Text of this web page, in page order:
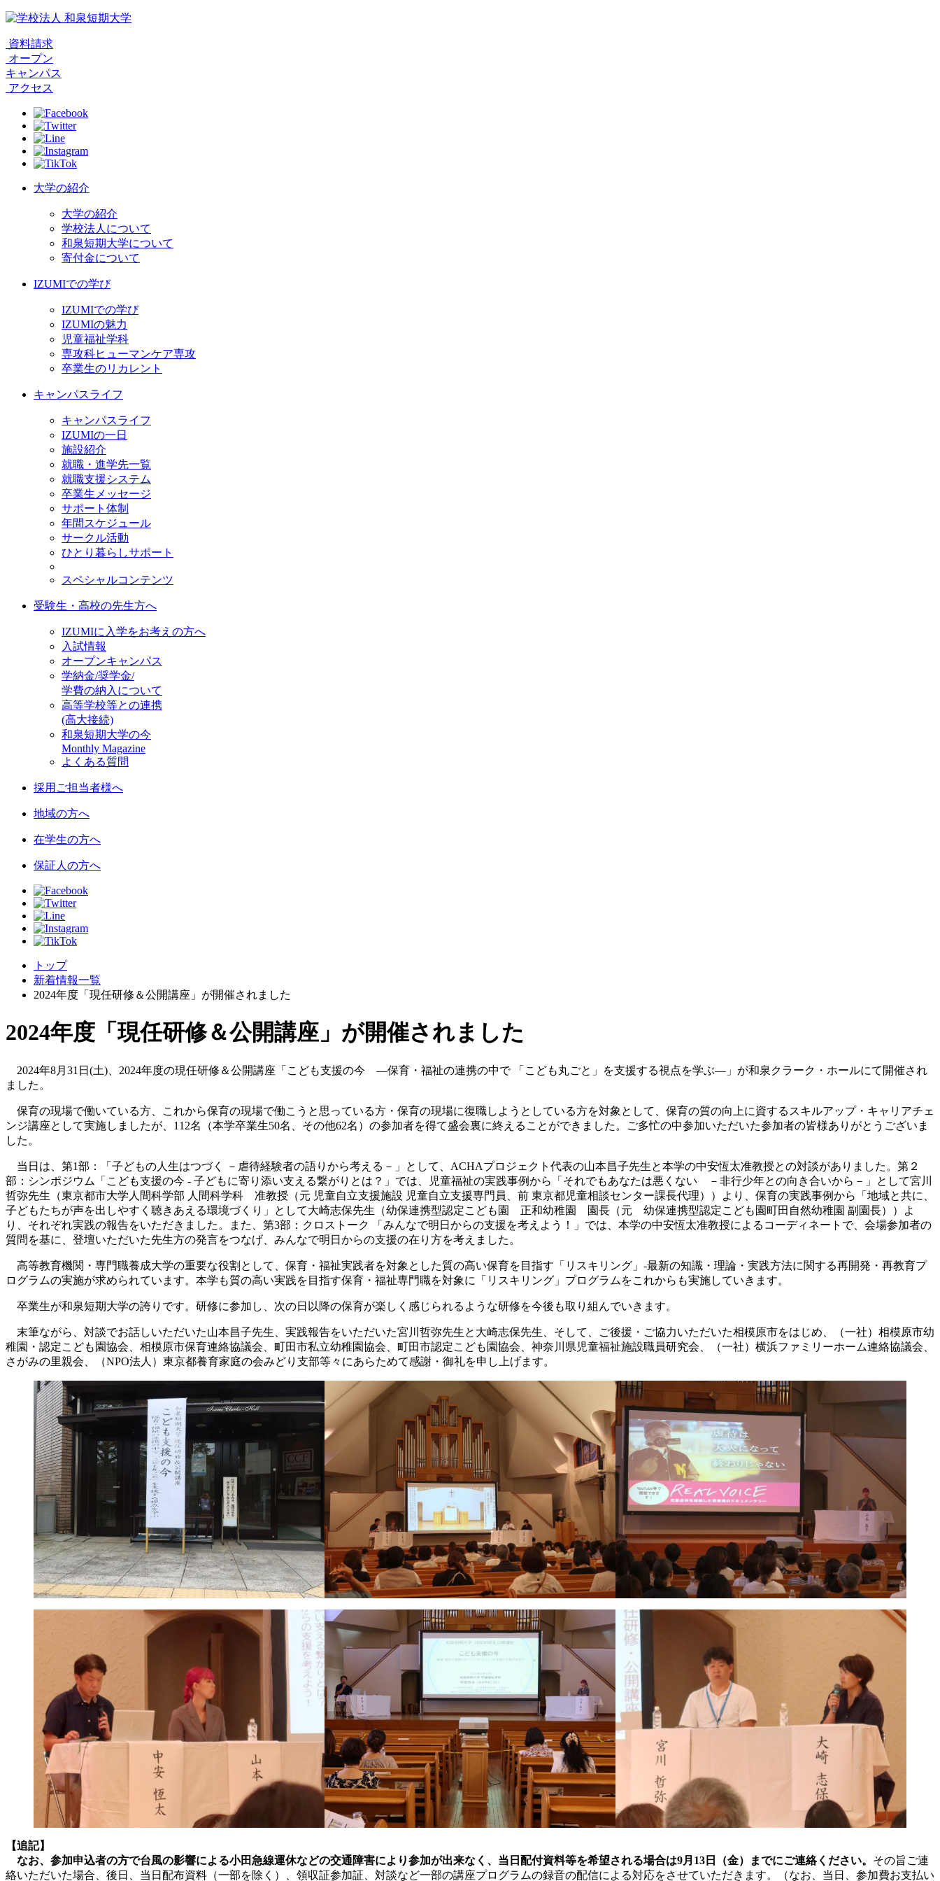
資料請求
オープン
キャンパス
アクセス
大学の紹介
大学の紹介
学校法人について
和泉短期大学について
寄付金について
IZUMIでの学び
IZUMIでの学び
IZUMIの魅力
児童福祉学科
専攻科ヒューマンケア専攻
卒業生のリカレント
キャンパスライフ
キャンパスライフ
IZUMIの一日
施設紹介
就職・進学先一覧
就職支援システム
卒業生メッセージ
サポート体制
年間スケジュール
サークル活動
ひとり暮らしサポート
スペシャルコンテンツ
受験生・高校の先生方へ
IZUMIに入学をお考えの方へ
入試情報
オープンキャンパス
学納金/奨学金/
学費の納入について
高等学校等との連携
(高大接続)
和泉短期大学の今
Monthly Magazine
よくある質問
採用ご担当者様へ
地域の方へ
在学生の方へ
保証人の方へ
トップ
新着情報一覧
2024年度「現任研修＆公開講座」が開催されました
2024年度「現任研修＆公開講座」が開催されました
2024年8月31日(土)、2024年度の現任研修＆公開講座「こども支援の今 ―保育・福祉の連携の中で 「こども丸ごと」を支援する視点を学ぶ―」が和泉クラーク・ホールにて開催され
ました。
保育の現場で働いている方、これから保育の現場で働こうと思っている方・保育の現場に復職しようとしている方を対象として、保育の質の向上に資するスキルアップ・キャリアチェ
ンジ講座として実施しましたが、112名（本学卒業生50名、その他62名）の参加者を得て盛会裏に終えることができました。ご多忙の中参加いただいた参加者の皆様ありがとうございま
した。
当日は、第1部：「子どもの人生はつづく －虐待経験者の語りから考える－」として、ACHAプロジェクト代表の山本昌子先生と本学の中安恆太准教授との対談がありました。第２
部：シンポジウム「こども支援の今 ‐ 子どもに寄り添い支える繋がりとは？」では、児童福祉の実践事例から「それでもあなたは悪くない －非行少年との向き合いから－」として宮川
哲弥先生（東京都市大学人間科学部 人間科学科 准教授（元 児童自立支援施設 児童自立支援専門員、前 東京都児童相談センター課長代理））より、保育の実践事例から「地域と共に、
子どもたちが声を出しやすく聴きあえる環境づくり」として大崎志保先生（幼保連携型認定こども園 正和幼稚園 園長（元 幼保連携型認定こども園町田自然幼稚園 副園長））よ
り、それぞれ実践の報告をいただきました。また、第3部：クロストーク 「みんなで明日からの支援を考えよう！」では、本学の中安恆太准教授によるコーディネートで、会場参加者の
質問を基に、登壇いただいた先生方の発言をつなげ、みんなで明日からの支援の在り方を考えました。
高等教育機関・専門職養成大学の重要な役割として、保育・福祉実践者を対象とした質の高い保育を目指す「リスキリング」-最新の知識・理論・実践方法に関する再開発・再教育プ
ログラムの実施が求められています。本学も質の高い実践を目指す保育・福祉専門職を対象に「リスキリング」プログラムをこれからも実施していきます。
卒業生が和泉短期大学の誇りです。研修に参加し、次の日以降の保育が楽しく感じられるような研修を今後も取り組んでいきます。
末筆ながら、対談でお話しいただいた山本昌子先生、実践報告をいただいた宮川哲弥先生と大崎志保先生、そして、ご後援・ご協力いただいた相模原市をはじめ、（一社）相模原市幼
稚園・認定こども園協会、相模原市保育連絡協議会、町田市私立幼稚園協会、町田市認定こども園協会、神奈川県児童福祉施設職員研究会、（一社）横浜ファミリーホーム連絡協議会、
さがみの里親会、（NPO法人）東京都養育家庭の会みどり支部等々にあらためて感謝・御礼を申し上げます。
【追記】
なお、参加申込者の方で台風の影響による小田急線運休などの交通障害により参加が出来なく、当日配付資料等を希望される場合は9月13日（金）までにご連絡ください。 その旨ご連
絡いただいた場合、後日、当日配布資料（一部を除く）、領収証参加証、対談など一部の講座プログラムの録音の配信による対応をさせていただきます。（なお、当日、参加費お支払い